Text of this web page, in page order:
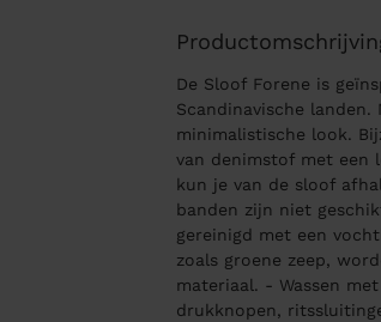
De Sloof Forene is
Scandinavische
minimalistische look.
van denimstof met een
kun je van de sloof
banden zijn niet
gereinigd met een
zoals groene zeep,
materiaal. - Wassen
drukknopen,